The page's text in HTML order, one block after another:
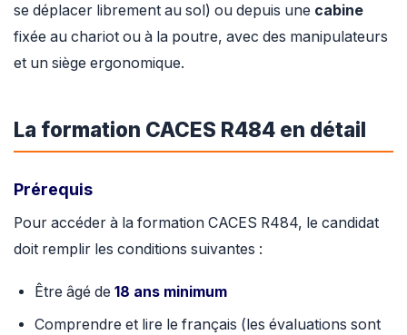
se déplacer librement au sol) ou depuis une cabine
fixée au chariot ou à la poutre, avec des manipulateurs
et un siège ergonomique.
La formation CACES R484 en détail
Prérequis
Pour accéder à la formation CACES R484, le candidat
doit remplir les conditions suivantes :
Être âgé de 18 ans minimum
Comprendre et lire le français (les évaluations sont